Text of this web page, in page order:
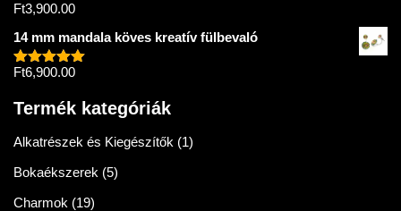
Értékelés:
Ft3,900.00
14 mm mandala köves kreatív fülbevaló
Értékelés:
Ft6,900.00
Termék kategóriák
Alkatrészek és Kiegészítők (1)
Bokaékszerek (5)
Charmok (19)